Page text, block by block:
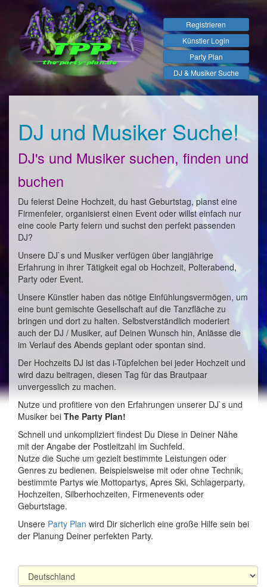
Registrieren
Künstler Login
Party Plan
DJ & Musiker Suche
DJ und Musiker Suche!
DJ's und Musiker suchen, finden und
buchen
Du feierst Deine Hochzeit, du hast Geburtstag, planst eine
Firmenfeier, organisierst einen Event oder willst einfach nur
eine coole Party feiern und suchst den perfekt passenden
DJ?
Unsere DJ`s und Musiker verfügen über langjährige
Erfahrung in ihrer Tätigkeit egal ob Hochzeit, Polterabend,
Party oder Event.
Unsere Künstler haben das nötige Einfühlungsvermögen, um
eine bunt gemischte Gesellschaft auf die Tanzfläche zu
bringen und dort zu halten. Selbstverständlich moderiert
auch der DJ / Musiker, auf Deinen Wunsch hin, Anlässe die
im Verlauf des Abends geplant oder spontan sind.
Der Hochzeits DJ ist das i-Tüpfelchen bei jeder Hochzeit und
wird dazu beitragen, diesen Tag für das Brautpaar
unvergesslich zu machen.
Nutze und profitiere von den Erfahrungen unserer DJ`s und
Musiker bei The Party Plan!
Schnell und unkompliziert findest Du Diese in Deiner Nähe
mit der Angabe der Postleitzahl im Suchfeld.
Nutze die Suche um gezielt bestimmte Leistungen oder
Genres zu bedienen. Beispielsweise mit oder ohne Technik,
bestimmte Partys wie Mottopartys, Apres Ski, Schlagerparty,
Hochzeiten, Silberhochzeiten, Firmenevents oder
Geburtstage.
Unsere Party Plan wird Dir sicherlich eine große Hilfe sein bei
der Planung Deiner perfekten Party.